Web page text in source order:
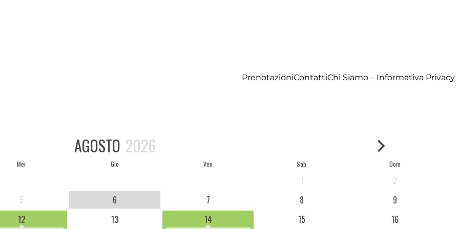
PrenotazioniContattiChi Siamo – Informativa Privacy
AGOSTO 2026
Mer Gio Ven Sab Dom
1
2
5 6 7 8
9
12 13 14 15 16